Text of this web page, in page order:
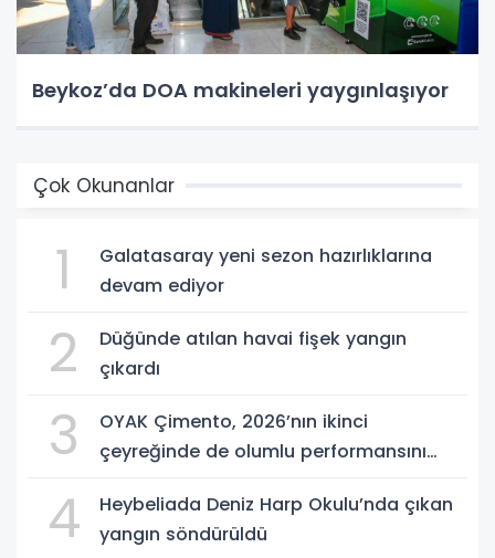
Beykoz’da DOA makineleri yaygınlaşıyor
Çok Okunanlar
1
Galatasaray yeni sezon hazırlıklarına
devam ediyor
2
Düğünde atılan havai fişek yangın
çıkardı
3
OYAK Çimento, 2026’nın ikinci
çeyreğinde de olumlu performansını
4
Heybeliada Deniz Harp Okulu’nda çıkan
yangın söndürüldü